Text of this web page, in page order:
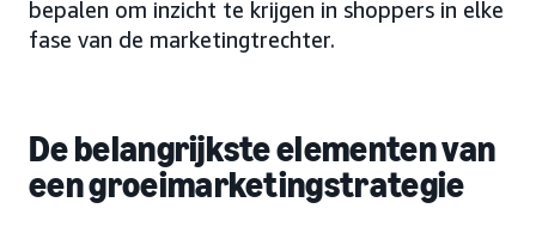
bepalen om inzicht te krijgen in shoppers in elke
fase van de marketingtrechter.
De belangrijkste elementen van
een groeimarketingstrategie